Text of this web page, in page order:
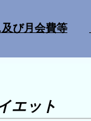
及び月会費等
エット